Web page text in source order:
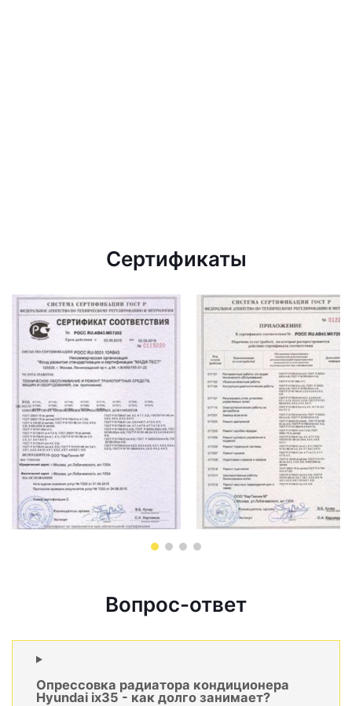
Сертификаты
Вопрос-ответ
Опрессовка радиатора кондиционера
Hyundai ix35 - как долго занимает?